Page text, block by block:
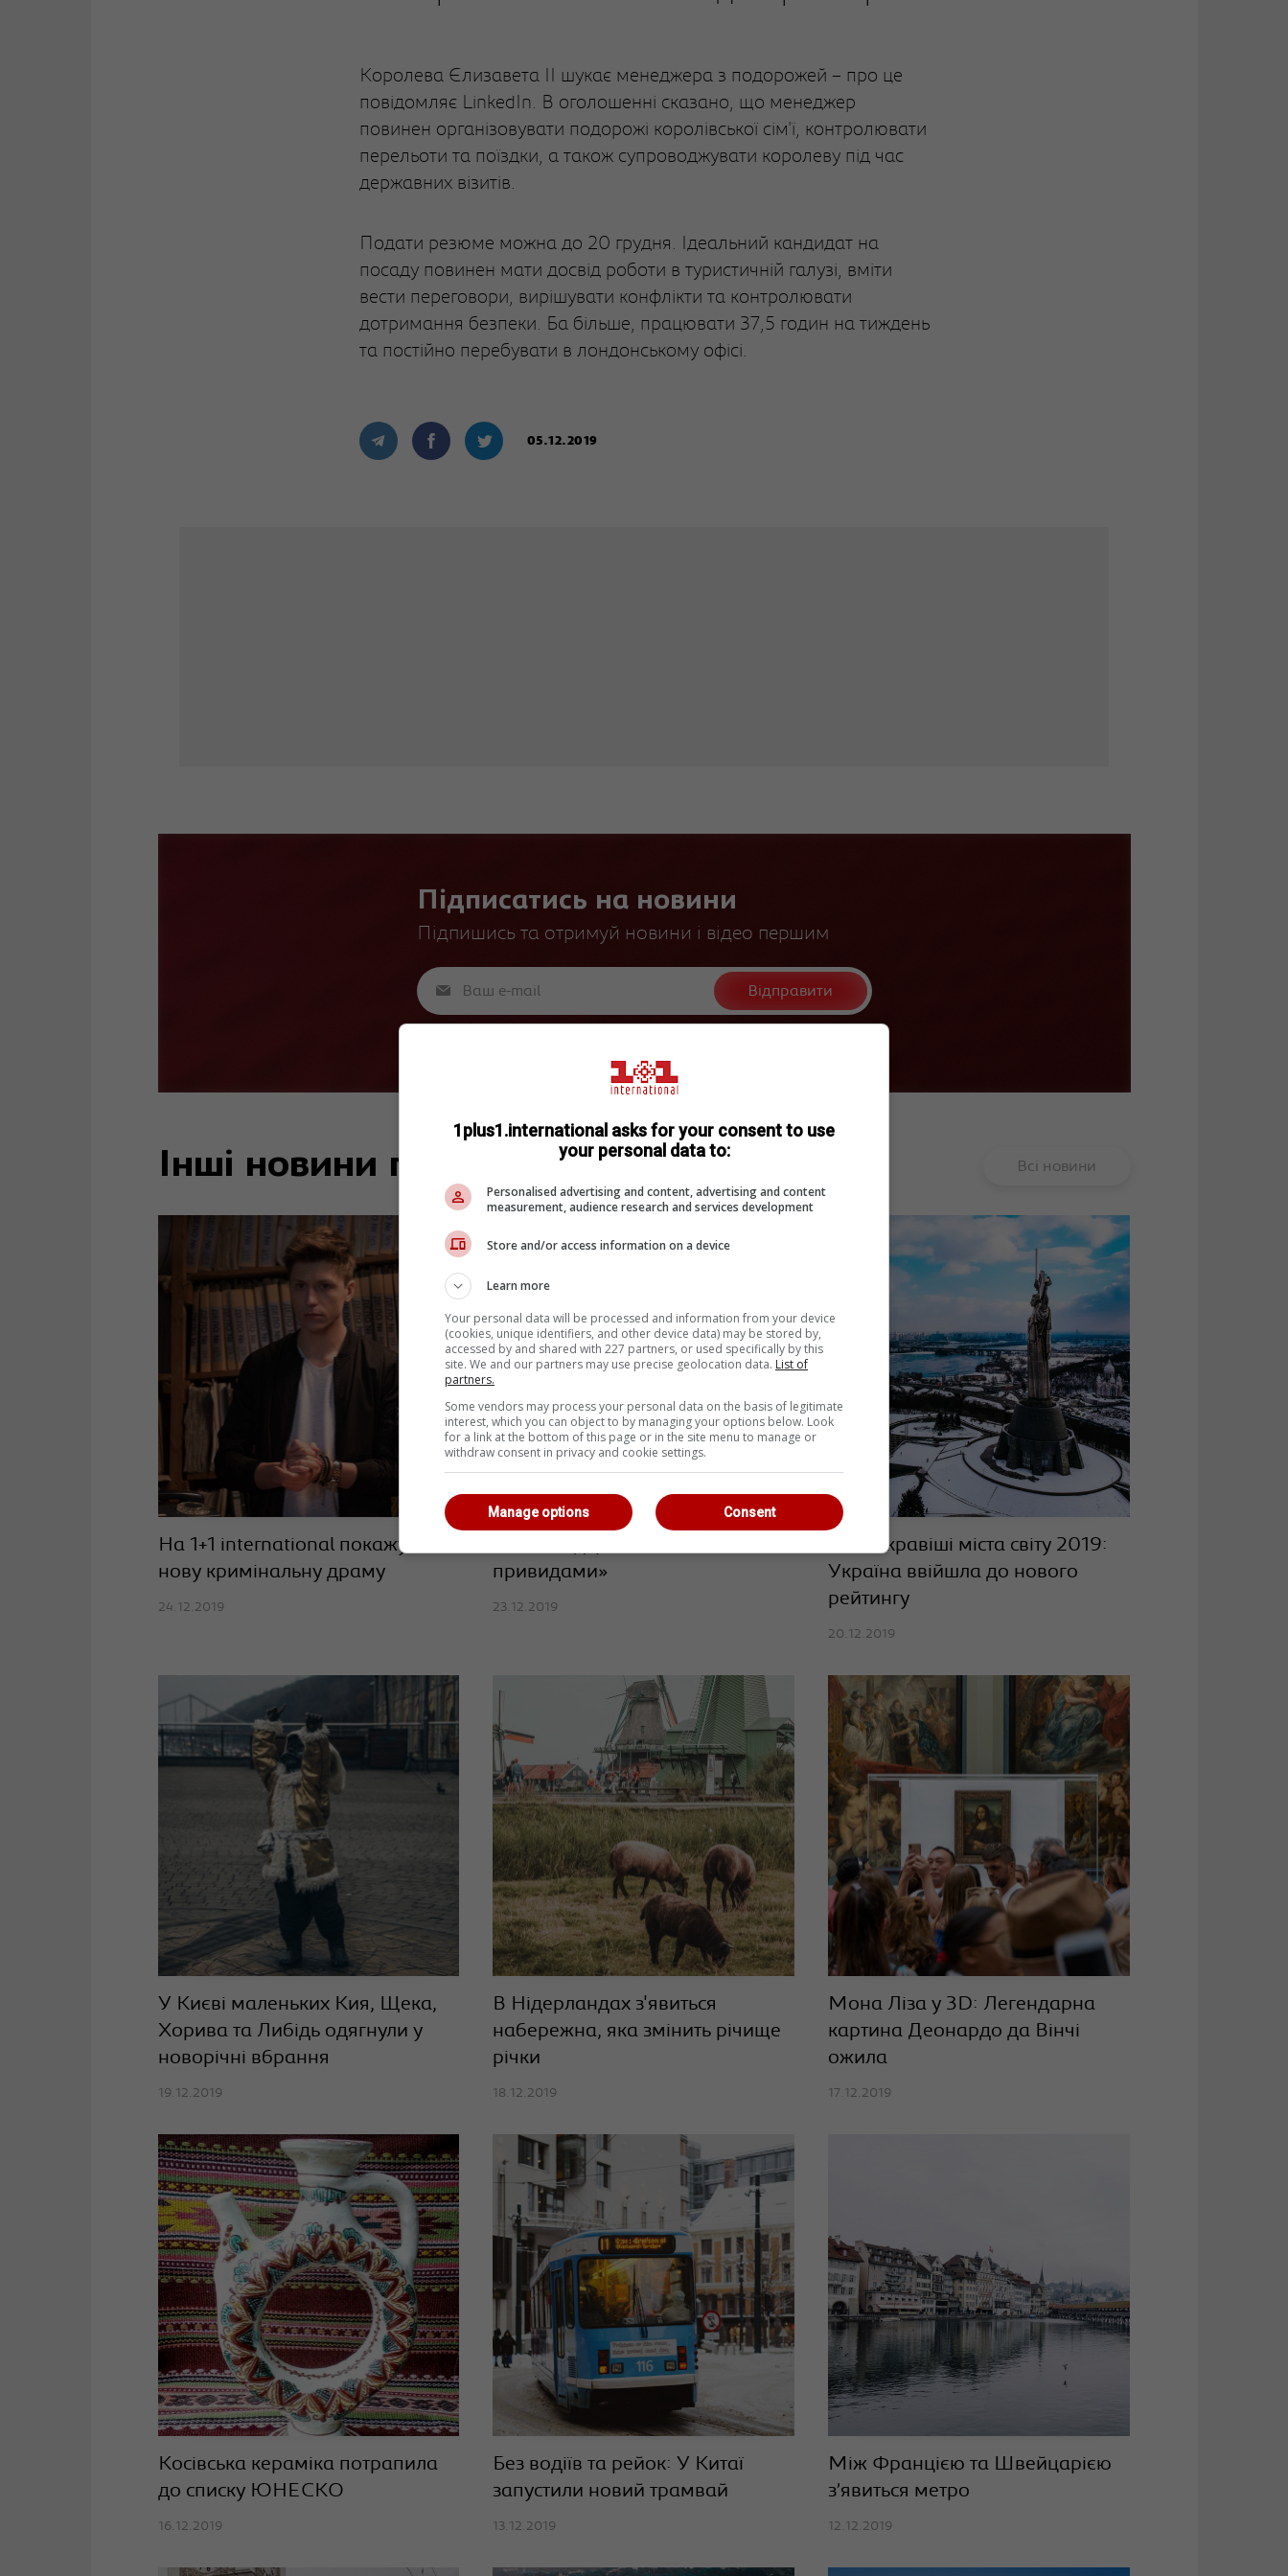
Королева Єлизавета ІІ шукає менеджера з подорожей – про це
повідомляє LinkedIn. В оголошенні сказано, що менеджер
повинен організовувати подорожі королівської сім'ї, контролювати
перельоти та поїздки, а також супроводжувати королеву під час
державних візитів.
Подати резюме можна до 20 грудня. Ідеальний кандидат на
посаду повинен мати досвід роботи в туристичній галузі, вміти
вести переговори, вирішувати конфлікти та контролювати
дотримання безпеки. Ба більше, працювати 37,5 годин на тиждень
та постійно перебувати в лондонському офісі.
05.12.2019
Підписатись на новини
Підпишись та отримуй новини і відео першим
Відправити
Інші новини по темі Всі новини
На 1+1 international покажуть
нову кримінальну драму
24.12.2019
привидами»
23.12.2019
Найяскравіші міста світу 2019:
Україна ввійшла до нового
рейтингу
20.12.2019
У Києві маленьких Кия, Щека,
Хорива та Либідь одягнули у
новорічні вбрання
19.12.2019
В Нідерландах з'явиться
набережна, яка змінить річище
річки
18.12.2019
Мона Ліза у 3D: Легендарна
картина Деонардо да Вінчі
ожила
17.12.2019
Косівська кераміка потрапила
до списку ЮНЕСКО
16.12.2019
Без водіїв та рейок: У Китаї
запустили новий трамвай
13.12.2019
Між Францією та Швейцарією
з’явиться метро
12.12.2019
1plus1.international asks for your consent to use
your personal data to:
Personalised advertising and content, advertising and content
measurement, audience research and services development
Store and/or access information on a device
Learn more
Your personal data will be processed and information from your device
(cookies, unique identifiers, and other device data) may be stored by,
accessed by and shared with 227 partners, or used specifically by this
site. We and our partners may use precise geolocation data. List of
partners.
Some vendors may process your personal data on the basis of legitimate
interest, which you can object to by managing your options below. Look
for a link at the bottom of this page or in the site menu to manage or
withdraw consent in privacy and cookie settings.
Consent
Manage options